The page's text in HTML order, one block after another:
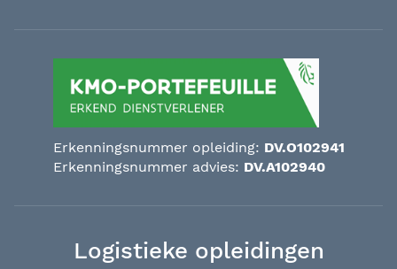
Erkenningsnummer opleiding: DV.O102941
Erkenningsnummer advies: DV.A102940
Logistieke opleidingen